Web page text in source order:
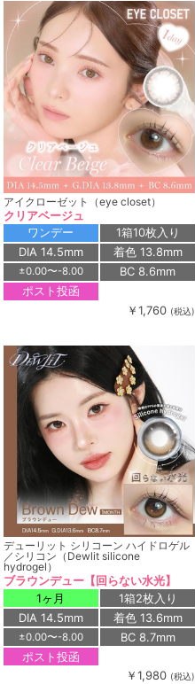
アイクローゼット（eye closet）
クリアベージュ
ワンデー
1箱10枚入り
DIA 14.5mm
着色 13.8mm
±0.00〜-8.00
BC 8.6mm
ポスト投函
￥1,760 (税込)
デューリット シリコーン ハイドロゲル
／シリコン（Dewlit silicone
hydrogel）
ブラウンデュー【回らない水光】
1ヶ月
1箱2枚入り
DIA 14.5mm
着色 13.6mm
±0.00〜-8.00
BC 8.7mm
ポスト投函
￥1,980 (税込)